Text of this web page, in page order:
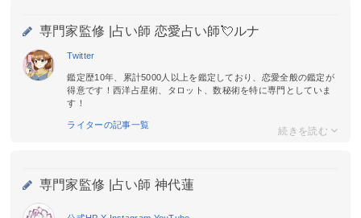
専門家監修 | 占い師 恋愛占い師💘ルナ
Twitter
鑑定歴10年、累計5000人以上を鑑定しており、恋愛全般の鑑定が
得意です！西洋占星術、タロット、数秘術を特に専門としていま
す！
ライターの記事一覧
専門家監修 | 占い師 神代蓮